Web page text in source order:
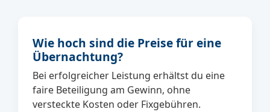
Wie hoch sind die Preise für eine
Übernachtung?
Bei erfolgreicher Leistung erhältst du eine
faire Beteiligung am Gewinn, ohne
versteckte Kosten oder Fixgebühren.